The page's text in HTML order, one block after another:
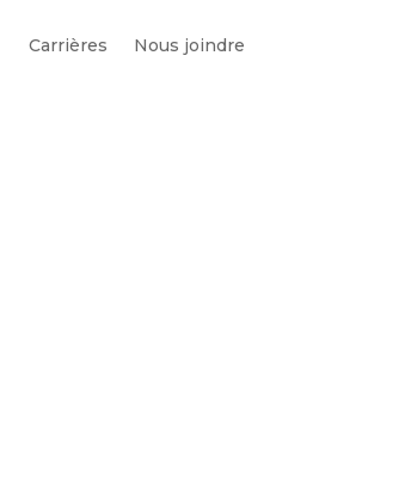
Carrières Nous joindre